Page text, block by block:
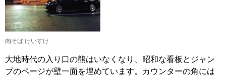
肉そば けいすけ
大地時代の入り口の熊はいなくなり、昭和な看板とジャン
プのページが壁一面を埋めています。カウンターの角には